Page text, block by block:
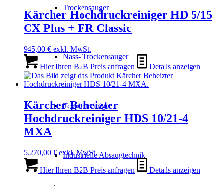
Trockensauger
Nass- Trockensauger
Teppichreiniger
Industrielle Absaugtechnik
Kärcher Hochdruckreiniger HD 5/15
CX Plus + FR Classic
945,00 € exkl. MwSt.
Hier Ihren B2B Preis anfragen Details anzeigen
Kärcher Beheizter
Hochdruckreiniger HDS 10/21-4
MXA
5.270,00 €exkl. MwSt.
Hier Ihren B2B Preis anfragen Details anzeigen